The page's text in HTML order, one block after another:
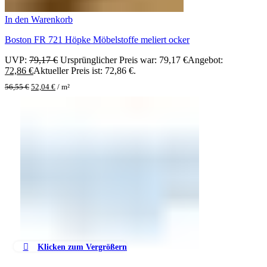
Klicken zum Vergrößern
In den Warenkorb
Boston FR 721 Höpke Möbelstoffe meliert ocker
UVP: 79,17€ Ursprünglicher Preis war: 79,17 €Angebot:
72,86 €Aktueller Preis ist: 72,86 €.
56,55€ 52,04 € / m²